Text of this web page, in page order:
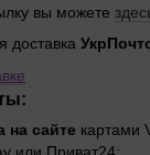
вы можете
доставка
на сайте картами
или Приват24;